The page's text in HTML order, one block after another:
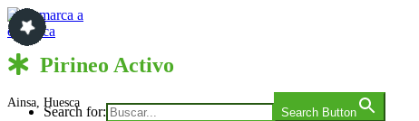
Saltar
al
contenido
Comarca a comarca
Search for: Search Button
Pirineo Activo
Ainsa, Huesca